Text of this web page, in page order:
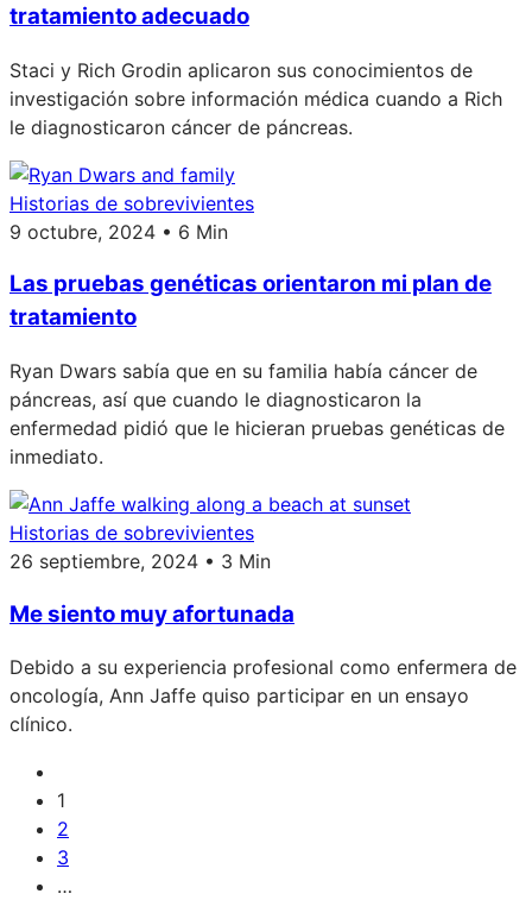
tratamiento adecuado
Staci y Rich Grodin aplicaron sus conocimientos de
investigación sobre información médica cuando a Rich
le diagnosticaron cáncer de páncreas.
Historias de sobrevivientes
9 octubre, 2024 • 6 Min
Las pruebas genéticas orientaron mi plan de
tratamiento
Ryan Dwars sabía que en su familia había cáncer de
páncreas, así que cuando le diagnosticaron la
enfermedad pidió que le hicieran pruebas genéticas de
inmediato.
Historias de sobrevivientes
26 septiembre, 2024 • 3 Min
Me siento muy afortunada
Debido a su experiencia profesional como enfermera de
oncología, Ann Jaffe quiso participar en un ensayo
clínico.
1
2
3
…